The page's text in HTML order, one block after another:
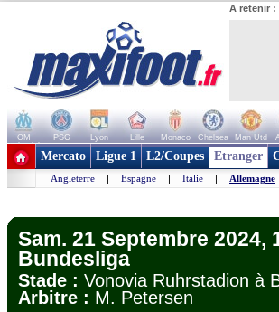
A retenir :
OM PSG Lyon Lille Monaco Chelsea Man Utd
+ de clubs
Mercato Ligue 1 L2/Coupes Etranger
Angleterre | Espagne | Italie | Allemagne
Sam. 21 Septembre 2024,
Bundesliga
Stade : Vonovia Ruhrstadion
Arbitre : M. Petersen